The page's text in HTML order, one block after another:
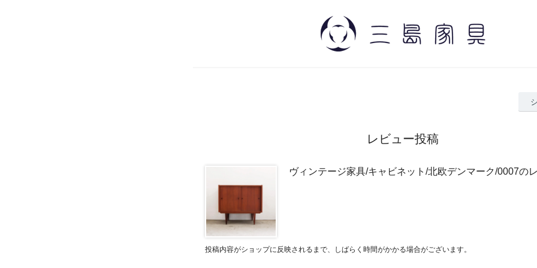
レビュー投稿
ヴィンテージ家具/キャビネット/北欧デンマーク/0007の
投稿内容がショップに反映されるまで、しばらく時間がかかる場合がございます。